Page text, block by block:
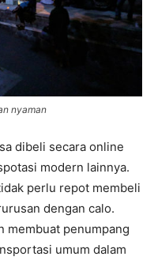
nyaman
dibeli secara online
modern lainnya.
perlu repot membeli
dengan calo.
membuat penumpang
umum dalam